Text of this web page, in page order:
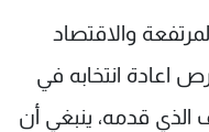
والاقتصاد
اعادة انتخابه في
الذي قدمه، ينبغي أن